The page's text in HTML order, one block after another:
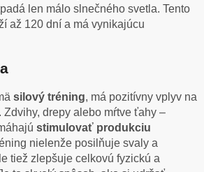
len málo slnečného svetla. Tento
až 120 dní a má vynikajúcu
silový tréning, má pozitívny vplyv na
Zdvihy, drepy alebo mŕtve ťahy –
stimulovať produkciu
nielenže posilňuje svaly a
tiež zlepšuje celkovú fyzickú a